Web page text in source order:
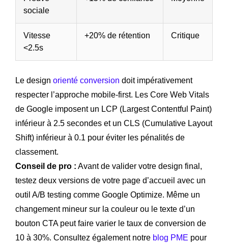
sociale
Vitesse
<2.5s
+20% de rétention Critique
Le design orienté conversion doit impérativement
respecter l’approche mobile-first. Les Core Web Vitals
de Google imposent un LCP (Largest Contentful Paint)
inférieur à 2.5 secondes et un CLS (Cumulative Layout
Shift) inférieur à 0.1 pour éviter les pénalités de
classement.
Conseil de pro : Avant de valider votre design final,
testez deux versions de votre page d’accueil avec un
outil A/B testing comme Google Optimize. Même un
changement mineur sur la couleur ou le texte d’un
bouton CTA peut faire varier le taux de conversion de
10 à 30%. Consultez également notre blog PME pour